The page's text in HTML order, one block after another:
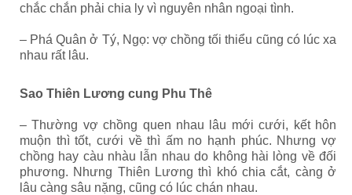
chắc chắn phải chia ly vì nguyên nhân ngoại tình.
– Phá Quân ở Tý, Ngọ: vợ chồng tối thiểu cũng có lúc xa
nhau rất lâu.
Sao Thiên Lương cung Phu Thê
– Thường vợ chồng quen nhau lâu mới cưới, kết hôn
muộn thì tốt, cưới về thì ấm no hạnh phúc. Nhưng vợ
chồng hay càu nhàu lẫn nhau do không hài lòng về đối
phương. Nhưng Thiên Lương thì khó chia cắt, càng ở
lâu càng sâu nặng, cũng có lúc chán nhau.